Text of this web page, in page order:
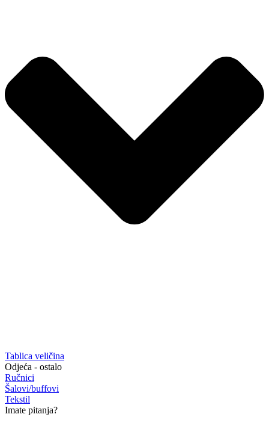
Tablica veličina
Odjeća - ostalo
Ručnici
Šalovi/buffovi
Tekstil
Imate pitanja?